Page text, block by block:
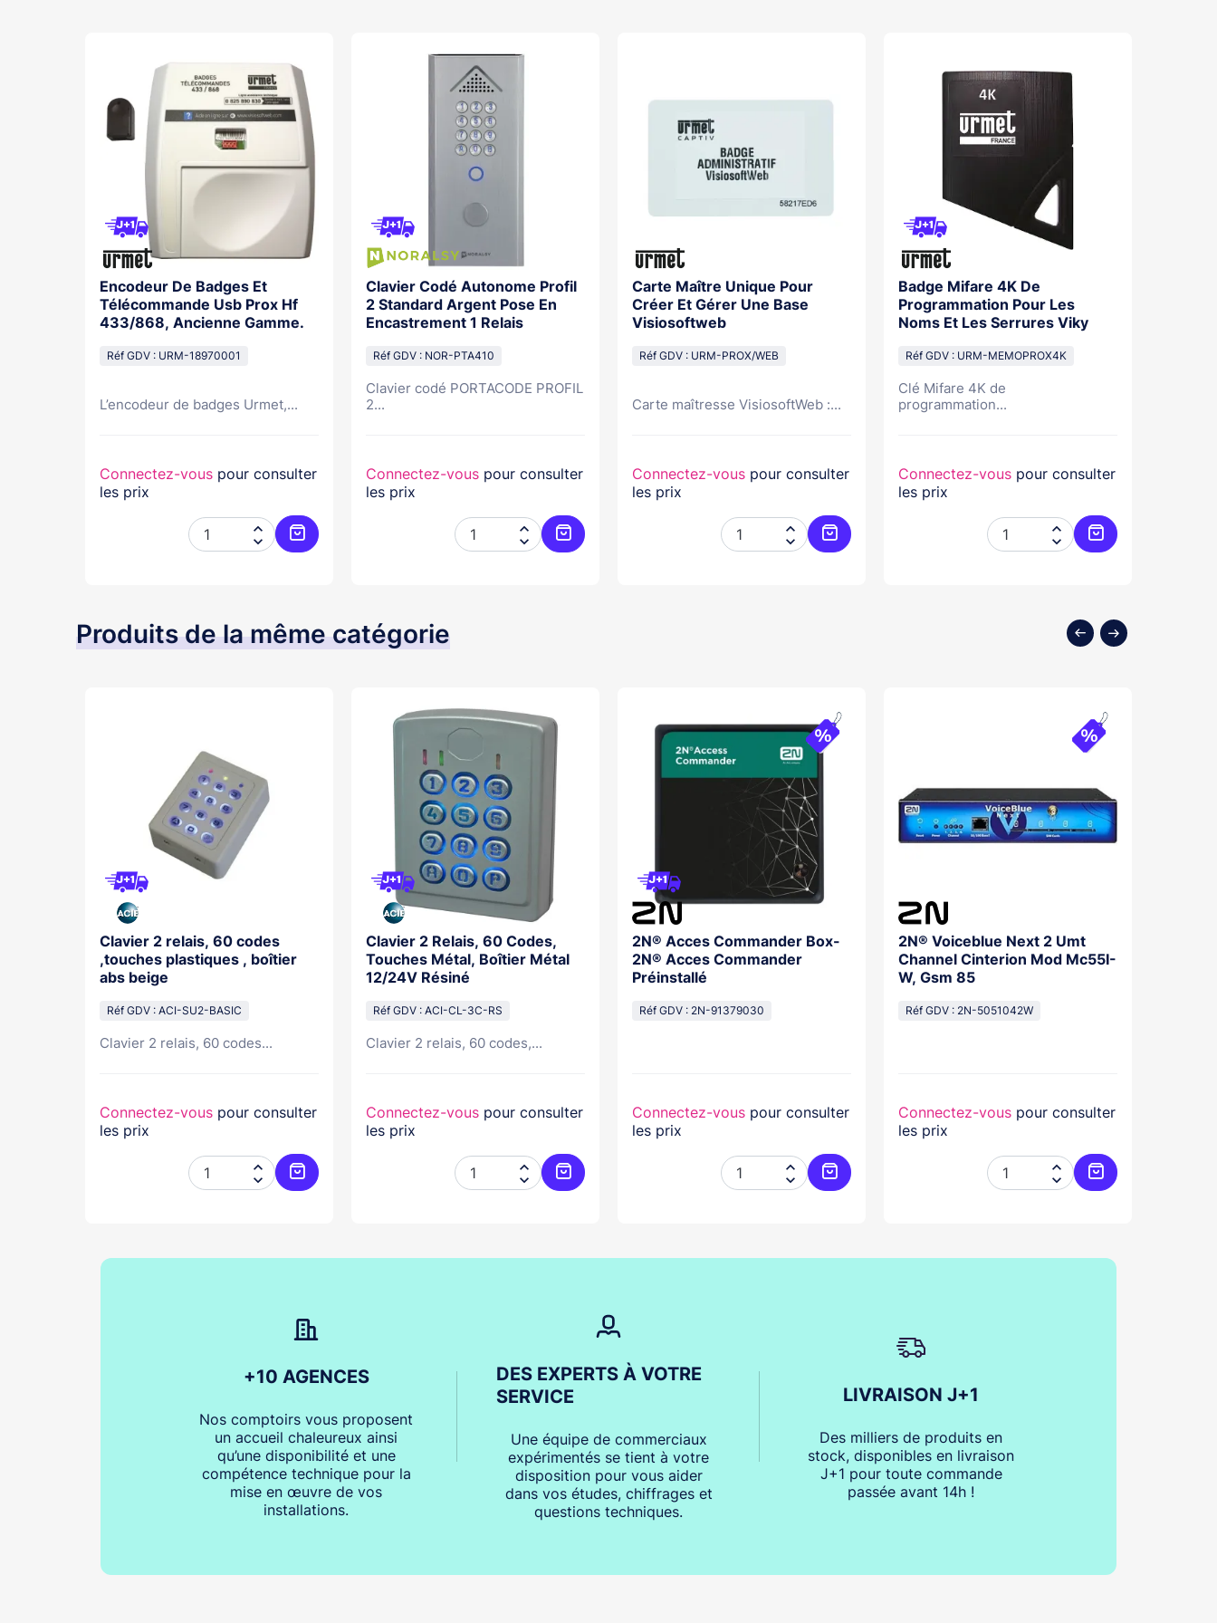
plaque / Dimensions : 42 x 87 x 38/42 mm
Encodeur De Badges Et
Télécommande Usb Prox Hf
433/868, Ancienne Gamme.
Réf GDV : URM-18970001
L’encodeur de badges Urmet,...
Connectez-vous pour consulter
les prix


Ajouter au panier
Clavier Codé Autonome Profil
2 Standard Argent Pose En
Encastrement 1 Relais
Réf GDV : NOR-PTA410
Clavier codé PORTACODE PROFIL
2...
Connectez-vous pour consulter
les prix


Ajouter au panier
Carte Maître Unique Pour
Créer Et Gérer Une Base
Visiosoftweb
Réf GDV : URM-PROX/WEB
Carte maîtresse VisiosoftWeb :...
Connectez-vous pour consulter
les prix


Ajouter au panier
Badge Mifare 4K De
Programmation Pour Les
Noms Et Les Serrures Viky
Réf GDV : URM-MEMOPROX4K
Clé Mifare 4K de
programmation...
Connectez-vous pour consulter
les prix


Ajouter au panier
Produits de la même catégorie
Clavier 2 relais, 60 codes
,touches plastiques , boîtier
abs beige
Réf GDV : ACI-SU2-BASIC
Clavier 2 relais, 60 codes...
Connectez-vous pour consulter
les prix


Ajouter au panier
Clavier 2 Relais, 60 Codes,
Touches Métal, Boîtier Métal
12/24V Résiné
Réf GDV : ACI-CL-3C-RS
Clavier 2 relais, 60 codes,...
Connectez-vous pour consulter
les prix


Ajouter au panier
2N® Acces Commander Box-
2N® Acces Commander
Préinstallé
Réf GDV : 2N-91379030
Connectez-vous pour consulter
les prix


Ajouter au panier
2N® Voiceblue Next 2 Umt
Channel Cinterion Mod Mc55I-
W, Gsm 85
Réf GDV : 2N-5051042W
Connectez-vous pour consulter
les prix


Ajouter au panier
+10 AGENCES
Nos comptoirs vous proposent
un accueil chaleureux ainsi
qu’une disponibilité et une
compétence technique pour la
mise en œuvre de vos
installations.
DES EXPERTS À VOTRE
SERVICE
Une équipe de commerciaux
expérimentés se tient à votre
disposition pour vous aider
dans vos études, chiffrages et
questions techniques.
LIVRAISON J+1
Des milliers de produits en
stock, disponibles en livraison
J+1 pour toute commande
passée avant 14h !